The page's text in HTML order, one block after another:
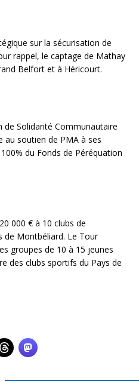
sur la sécurisation de
rappel, le captage de Mathay
Belfort et à Héricourt.
de Solidarité Communautaire
au soutien de PMA à ses
du Fonds de Péréquation
000 € à 10 clubs de
de Montbéliard. Le Tour
groupes de 10 à 15 jeunes
des clubs sportifs du Pays de